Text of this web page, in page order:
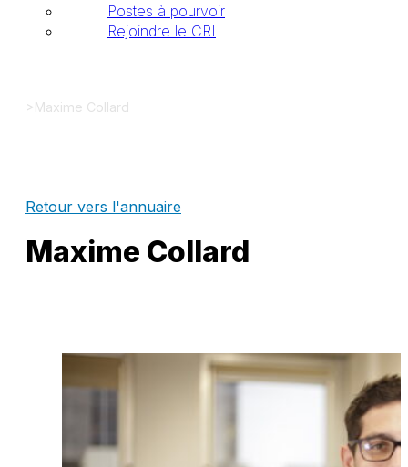
Postes à pourvoir
Rejoindre le CRI
>Maxime Collard
Retour vers l'annuaire
Maxime Collard